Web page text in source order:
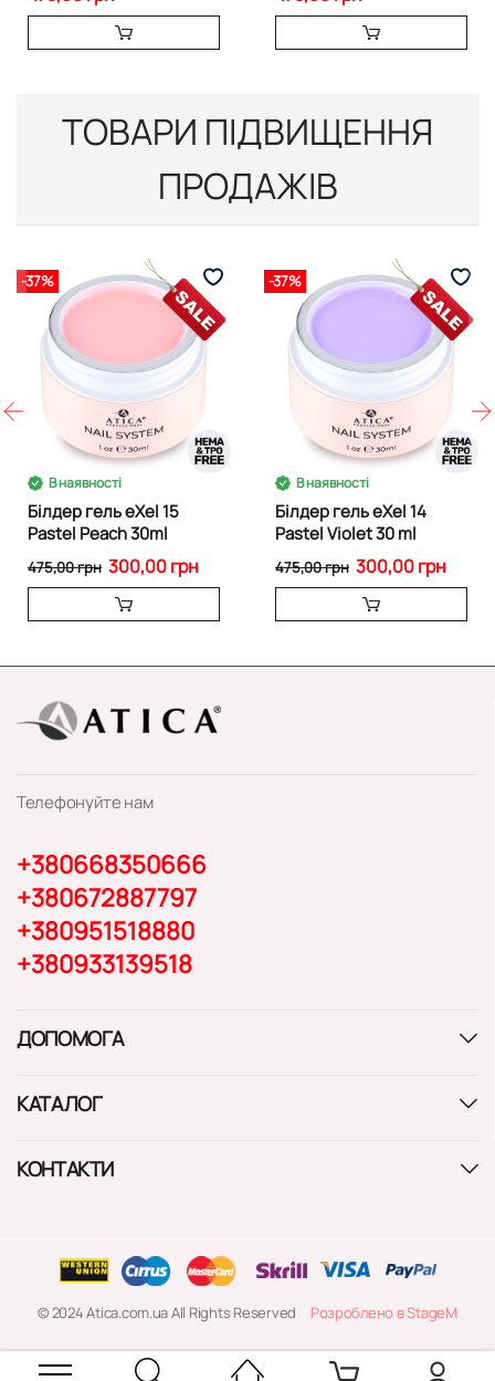
ТОВАРИ ПІДВИЩЕННЯ
ПРОДАЖІВ
-37%
В наявності
Білдер гель eXel 15
Pastel Peach 30ml
300,00 грн
475,00 грн
-37%
В наявності
Білдер гель eXel 14
Pastel Violet 30 ml
300,00 грн
475,00 грн
Телефонуйте нам
+380668350666
+380672887797
+380951518880
+380933139518
ДОПОМОГА
КАТАЛОГ
КОНТАКТИ
© 2024 Atica.com.ua All Rights Reserved Розроблено в StageM